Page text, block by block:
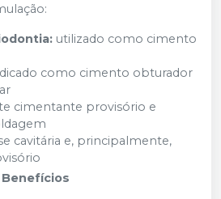
utilizado como cimento
como cimento obturador
cimentante provisório e
cavitária e, principalmente,